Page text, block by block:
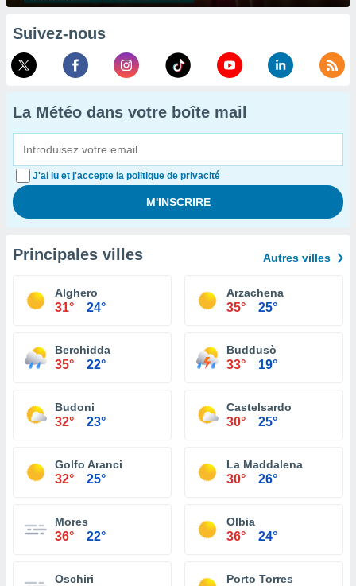
Suivez-nous
La Météo dans votre boîte mail
J'ai lu et j'accepte la politique de privacité
Principales villes Autres villes
Alghero
31° 24°
Arzachena
35° 25°
Berchidda
35° 22°
Buddusò
33° 19°
Budoni
32° 23°
Castelsardo
30° 25°
Golfo Aranci
32° 25°
La Maddalena
30° 26°
Mores
36° 22°
Olbia
36° 24°
Oschiri Porto Torres